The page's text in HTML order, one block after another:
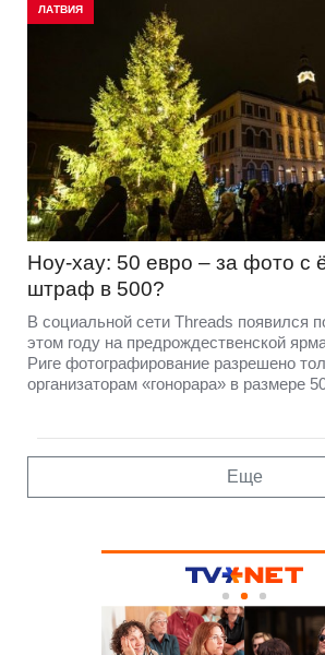
ЛАТВИЯ
Ноу-хау: 50 евро – за фото с
штраф в 500?
В социальной сети Threads появился
этом году на предрождественской
Риге фотографирование разрешено
организаторам «гонорара» в размере
Еще